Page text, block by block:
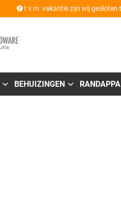
I.v.m. vakantie zijn wij gesloten
BEHUIZINGEN